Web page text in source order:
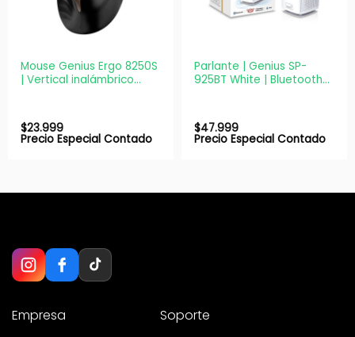
Mouse Genius Ergo 8250S
| Vertical inalámbrico
$23.999
Precio Especial Contado
Parlante | Genius SP-
925BT White | Bluetooth
$47.999
Precio Especial Contado
Empresa
Soporte